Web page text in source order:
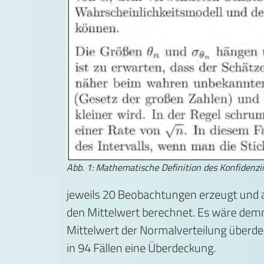
Abb. 1: Mathematische Definition des
jeweils 20 Beobachtungen erzeugt
den Mittelwert berechnet. Es wäre
Mittelwert der Normalverteilung
in 94 Fällen eine Überdeckung.